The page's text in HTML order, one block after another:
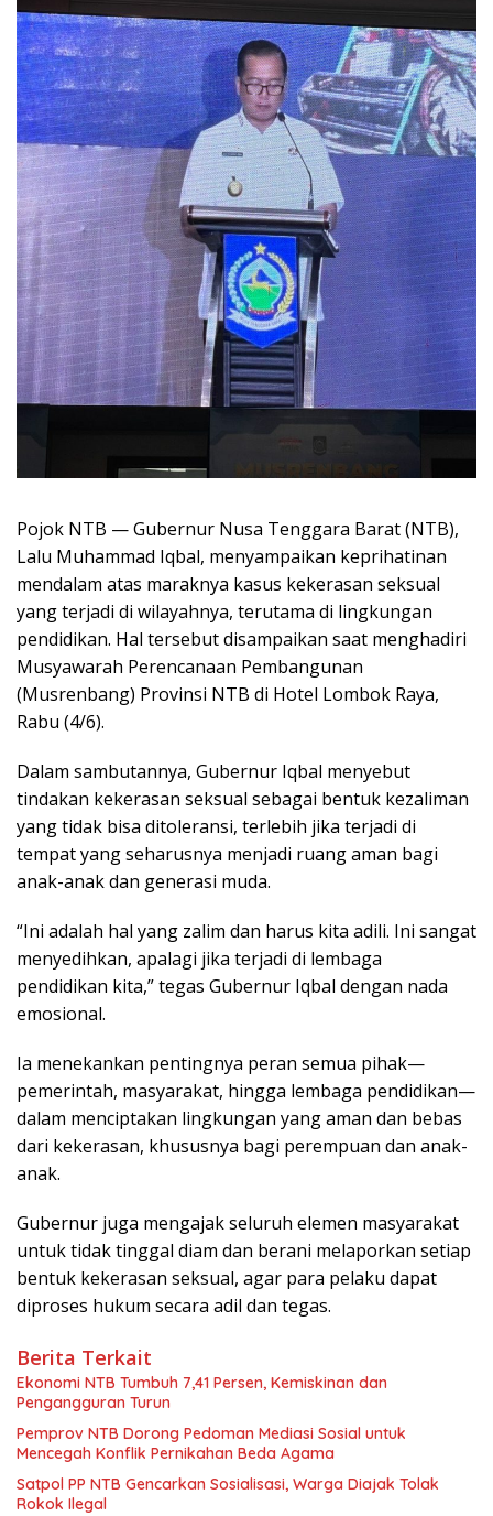
Pojok NTB — Gubernur Nusa Tenggara Barat (NTB),
Lalu Muhammad Iqbal, menyampaikan keprihatinan
mendalam atas maraknya kasus kekerasan seksual
yang terjadi di wilayahnya, terutama di lingkungan
pendidikan. Hal tersebut disampaikan saat menghadiri
Musyawarah Perencanaan Pembangunan
(Musrenbang) Provinsi NTB di Hotel Lombok Raya,
Rabu (4/6).
Dalam sambutannya, Gubernur Iqbal menyebut
tindakan kekerasan seksual sebagai bentuk kezaliman
yang tidak bisa ditoleransi, terlebih jika terjadi di
tempat yang seharusnya menjadi ruang aman bagi
anak-anak dan generasi muda.
“Ini adalah hal yang zalim dan harus kita adili. Ini sangat
menyedihkan, apalagi jika terjadi di lembaga
pendidikan kita,” tegas Gubernur Iqbal dengan nada
emosional.
Ia menekankan pentingnya peran semua pihak—
pemerintah, masyarakat, hingga lembaga pendidikan—
dalam menciptakan lingkungan yang aman dan bebas
dari kekerasan, khususnya bagi perempuan dan anak-
anak.
Gubernur juga mengajak seluruh elemen masyarakat
untuk tidak tinggal diam dan berani melaporkan setiap
bentuk kekerasan seksual, agar para pelaku dapat
diproses hukum secara adil dan tegas.
Berita Terkait
Ekonomi NTB Tumbuh 7,41 Persen, Kemiskinan dan
Pengangguran Turun
Pemprov NTB Dorong Pedoman Mediasi Sosial untuk
Mencegah Konflik Pernikahan Beda Agama
Satpol PP NTB Gencarkan Sosialisasi, Warga Diajak Tolak
Rokok Ilegal